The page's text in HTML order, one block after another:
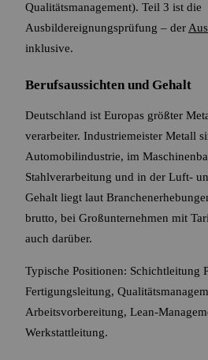
Qualitätsmanagement). Teil 3 ist die
Ausbildereignungsprüfung – der
inklusive.
Berufsaussichten und Gehalt
Deutschland ist Europas größter
verarbeiter. Industriemeister Metall
Automobilindustrie, im
Stahlverarbeitung und in der Luft-
Gehalt liegt laut
brutto, bei Großunternehmen mit
auch darüber.
Typische Positionen: Schichtleitung
Fertigungsleitung,
Arbeitsvorbereitung, Lean-
Werkstattleitung.